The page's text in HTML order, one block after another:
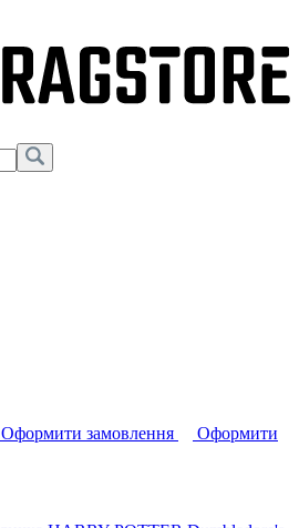
Оформити замовлення
Оформити